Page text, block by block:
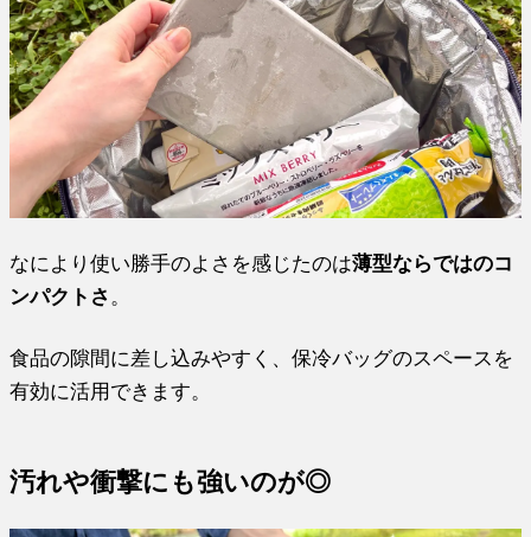
なにより使い勝手のよさを感じたのは薄型ならではのコ
ンパクトさ 。
食品の隙間に差し込みやすく、保冷バッグのスペースを
有効に活用できます。
汚れや衝撃にも強いのが◎